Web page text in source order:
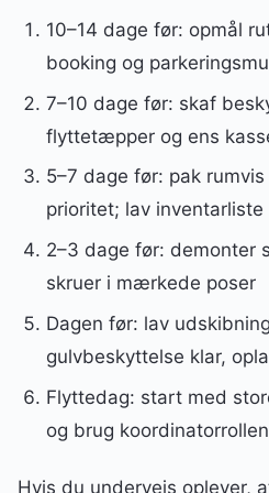
10–14 dage før: opmål
booking og
7–10 dage før: skaf
flyttetæpper og ens
5–7 dage før: pak
prioritet; lav inventarliste
2–3 dage før: demonter
skruer i mærkede poser
Dagen før: lav
gulvbeskyttelse klar,
Flyttedag: start med
og brug koordinatorrollen
Hvis du undervejs oplever,